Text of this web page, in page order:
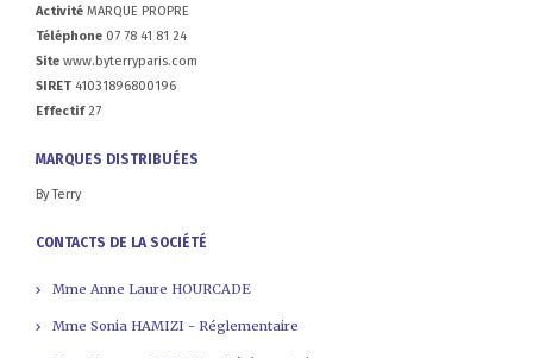
Activité MARQUE PROPRE
Téléphone 07 78 41 81 24
Site www.byterryparis.com
SIRET 41031896800196
Effectif27
MARQUES DISTRIBUÉES
By Terry
CONTACTS DE LA SOCIÉTÉ
Mme Anne Laure HOURCADE
Mme Sonia HAMIZI - Réglementaire